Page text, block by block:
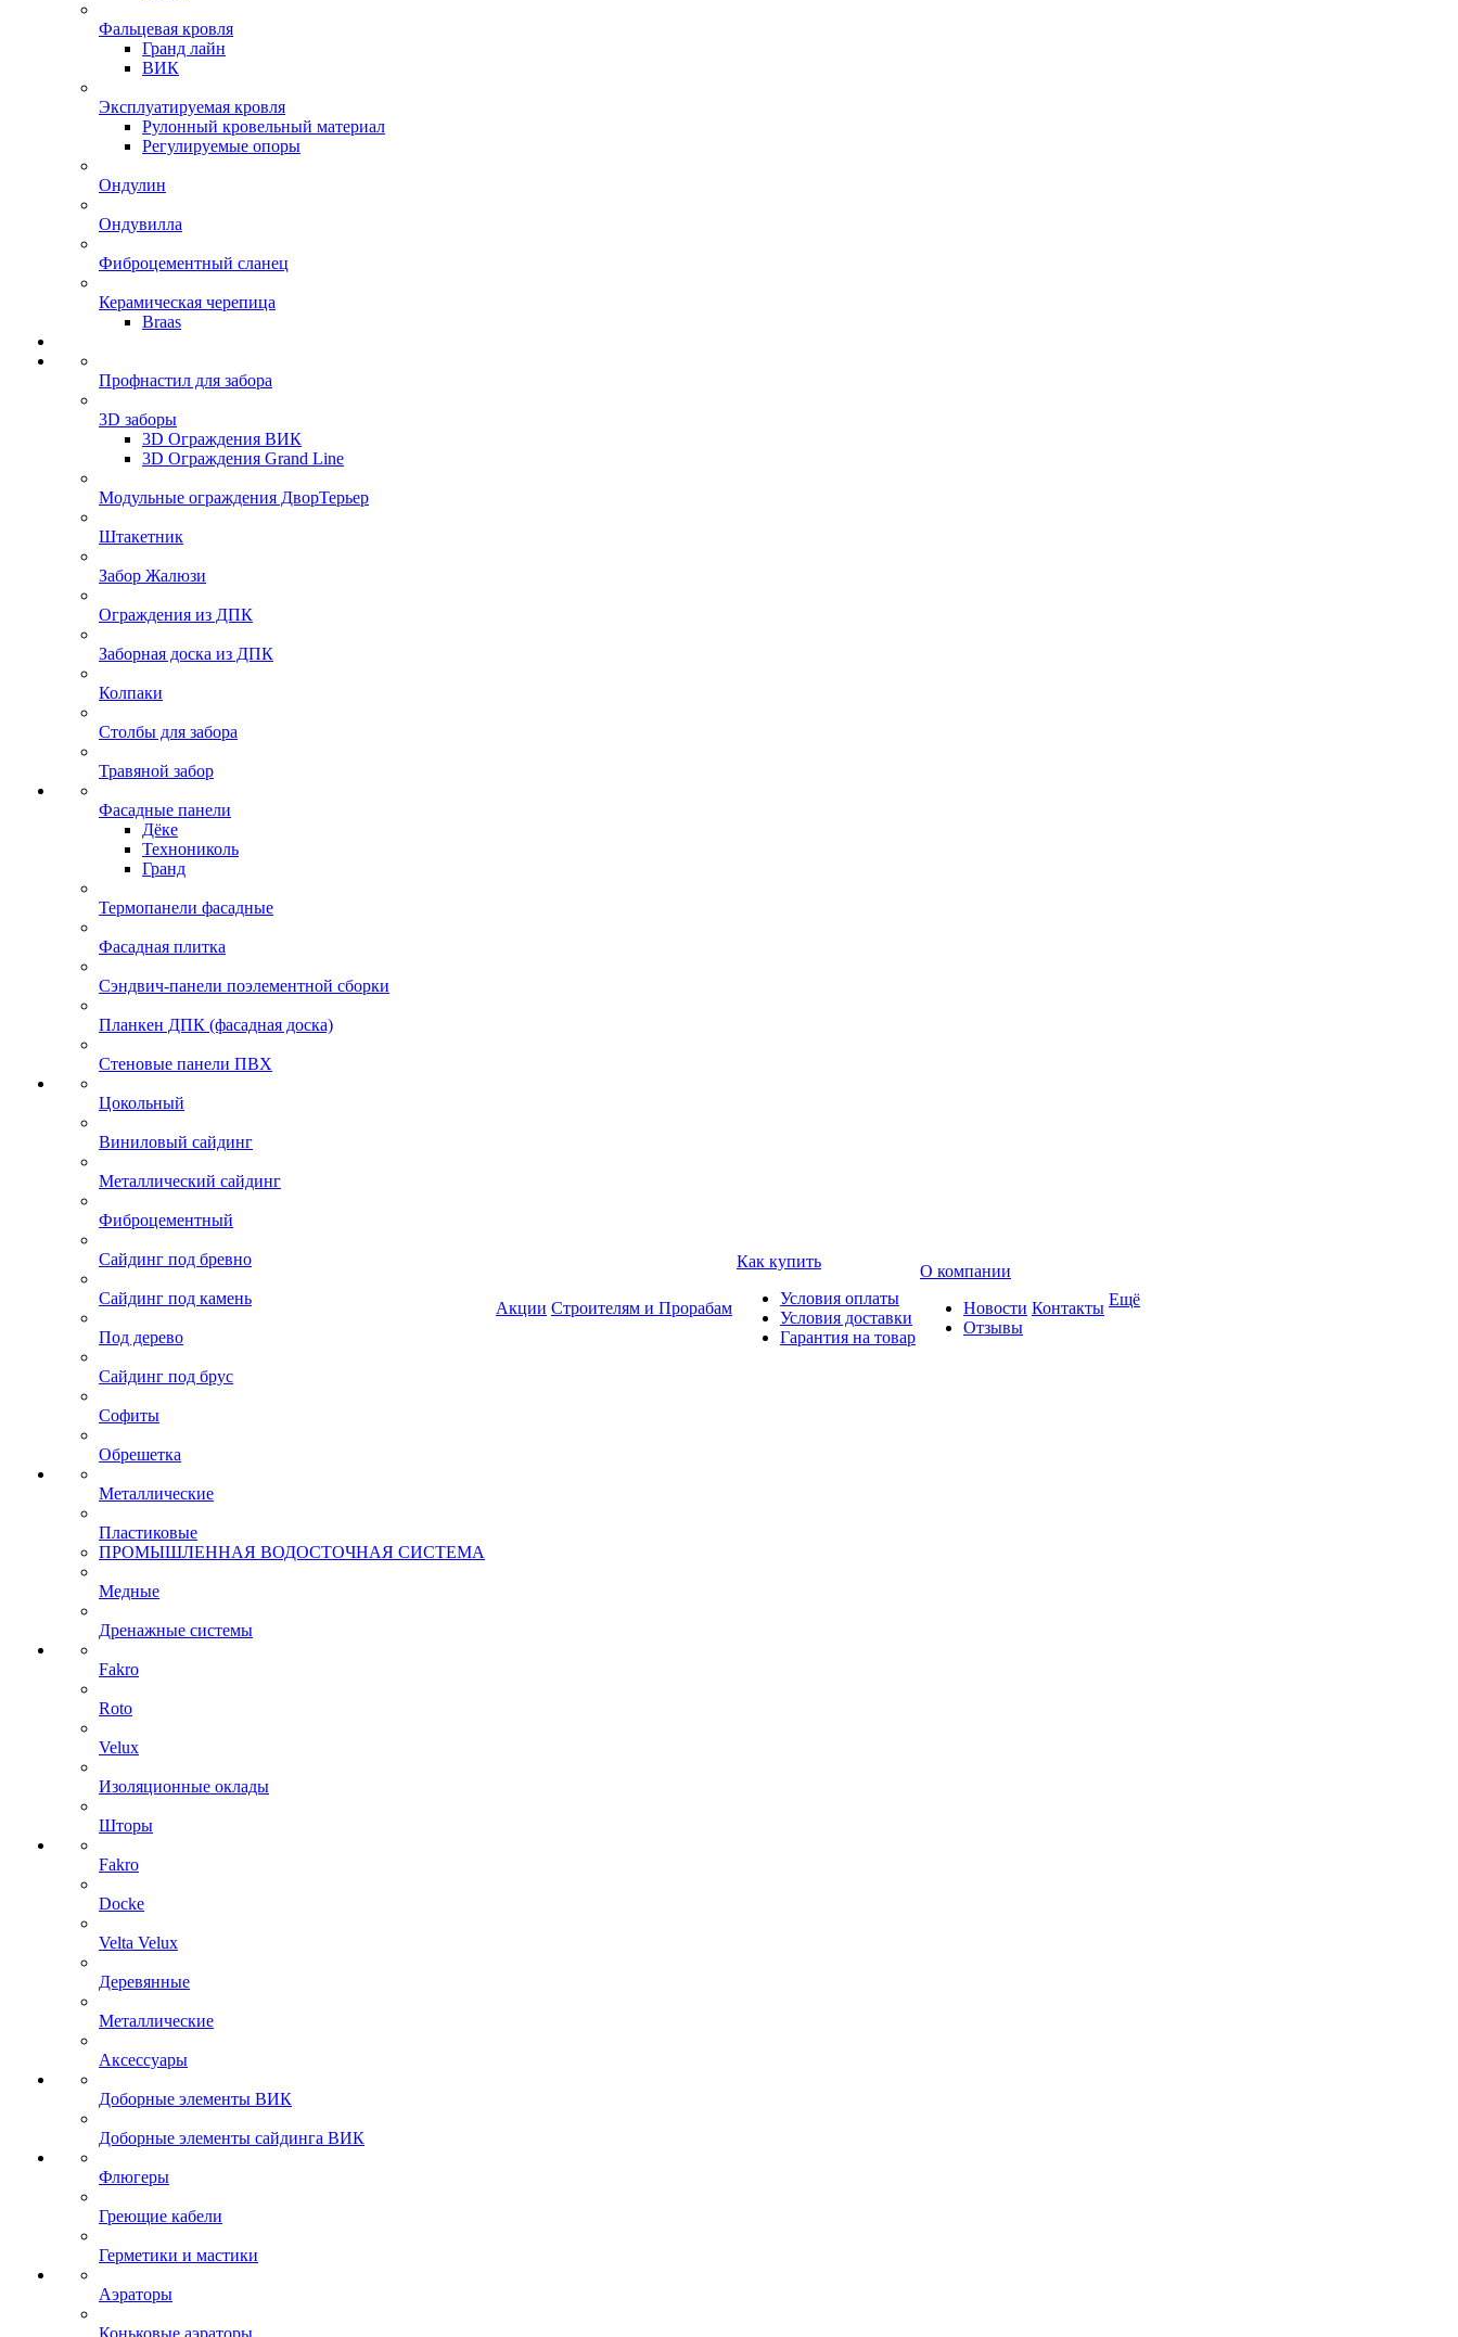
Фальцевая кровля
Гранд лайн
ВИК
Эксплуатируемая кровля
Рулонный кровельный материал
Регулируемые опоры
Ондулин
Ондувилла
Фиброцементный сланец
Керамическая черепица
Braas
Профнастил для забора
3D заборы
3D Ограждения ВИК
3D Ограждения Grand Line
Модульные ограждения ДворТерьер
Штакетник
Забор Жалюзи
Ограждения из ДПК
Заборная доска из ДПК
Колпаки
Столбы для забора
Травяной забор
Фасадные панели
Дёке
Технониколь
Гранд
Термопанели фасадные
Фасадная плитка
Сэндвич-панели поэлементной сборки
Планкен ДПК (фасадная доска)
Стеновые панели ПВХ
Цокольный
Виниловый сайдинг
Металлический сайдинг
Фиброцементный
Сайдинг под бревно
Сайдинг под камень
Под дерево
Сайдинг под брус
Софиты
Обрешетка
Металлические
Пластиковые
ПРОМЫШЛЕННАЯ ВОДОСТОЧНАЯ СИСТЕМА
Медные
Дренажные системы
Fakro
Roto
Velux
Изоляционные оклады
Шторы
Fakro
Docke
Velta Velux
Деревянные
Металлические
Аксессуары
Доборные элементы ВИК
Доборные элементы сайдинга ВИК
Флюгеры
Греющие кабели
Герметики и мастики
Аэраторы
Коньковые аэраторы
Акции Строителям и Прорабам
Как купить
Условия оплаты
Условия доставки
Гарантия на товар
О компании
Новости
Отзывы
Контакты Ещё